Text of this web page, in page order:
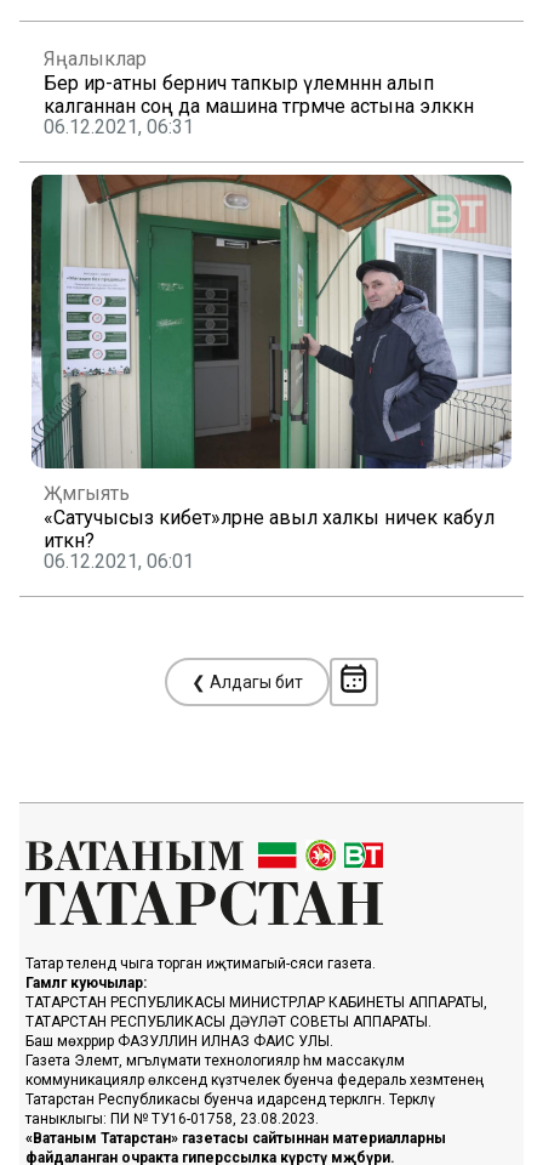
Яңалыклар
Бер ир-атны берничә тапкыр үлемннән алып
калганнан соң да машина тәгәрмәче астына эләккән
06.12.2021, 06:31
Җәмгыять
«Сатучысыз кибет»ләрне авыл халкы ничек кабул
иткән?
06.12.2021, 06:01
❮ Алдагы бит
Татар телендә чыга торган иҗтимагый-сәяси газета.
Гамәлгә куючылар:
ТАТАРСТАН РЕСПУБЛИКАСЫ МИНИСТРЛАР КАБИНЕТЫ АППАРАТЫ,
ТАТАРСТАН РЕСПУБЛИКАСЫ ДӘҮЛӘТ СОВЕТЫ АППАРАТЫ.
Баш мөхәррир ФАЗУЛЛИН ИЛНАЗ ФАИС УЛЫ.
Газета Элемтә, мәгълүмати технологияләр һәм массакүләм
коммуникацияләр өлкәсендә күзәтчелек буенча федераль хезмәтенең
Татарстан Республикасы буенча идарәсендә теркәлгән. Теркәлү
таныклыгы: ПИ № ТУ16-01758, 23.08.2023.
«Ватаным Татарстан» газетасы сайтыннан материалларны
файдаланган очракта гиперссылка күрсәтү мәҗбүри.